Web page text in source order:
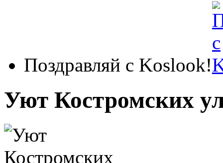
Поздравляй с Koslook!
Уют Костромских